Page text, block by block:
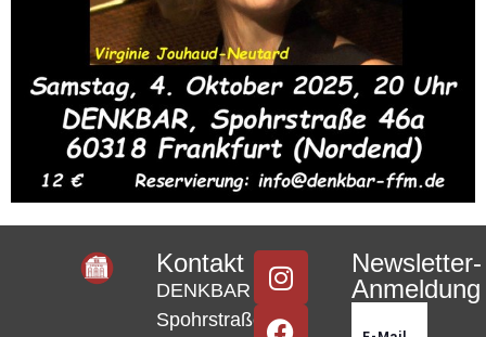
Kontakt
DENKBAR
Spohrstraße
Newsletter-
Anmeldung